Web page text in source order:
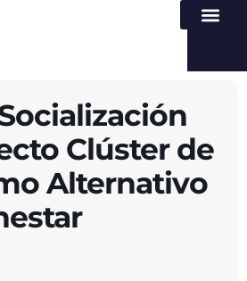
Clúster de
Alternativo